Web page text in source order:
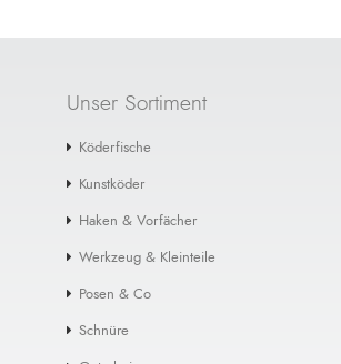
Unser Sortiment
Köderfische
Kunstköder
Haken & Vorfächer
Werkzeug & Kleinteile
Posen & Co
Schnüre